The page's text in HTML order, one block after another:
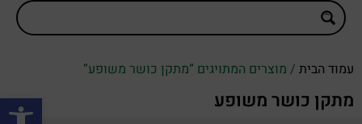
פתח
עמוד הבית / מוצרים המתויגים “מתקן כושר משופע”
מתקן כושר משופע